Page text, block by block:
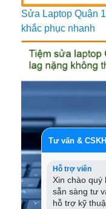
Sửa Laptop Quận
khắc phục nhanh
Tư vấn & CSKH
Hỗ trợ viên
Xin chào quý
sẵn sàng tư
hỗ trợ kỹ